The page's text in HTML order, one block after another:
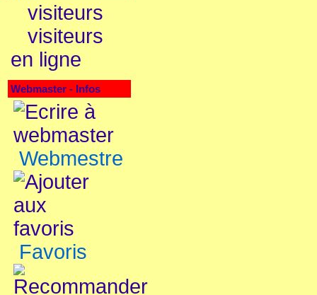
visiteurs
visiteurs
en ligne
Webmaster - Infos
Webmestre
Favoris